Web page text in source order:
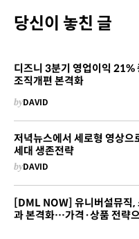
당신이 놓친 글
디즈니 3분기 영업이익 21%
조직개편 본격화
byDAVID
저녁뉴스에서 세로형 영상
세대 생존전략
byDAVID
[DML NOW] 유니버설뮤직
과 본격화…가격·상품 전략